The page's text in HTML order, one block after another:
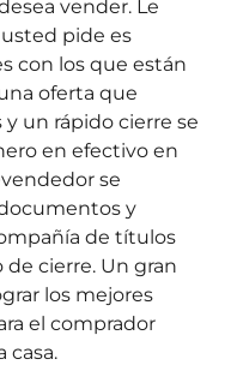
vender. Le
pide es
con los que están
oferta que
un rápido cierre se
en efectivo en
se
y
de títulos
cierre. Un gran
los mejores
el comprador
casa.